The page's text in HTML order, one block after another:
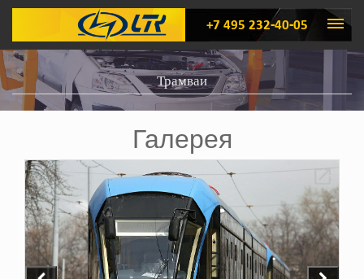
+7 495 232-40-05
Трамваи
Галерея